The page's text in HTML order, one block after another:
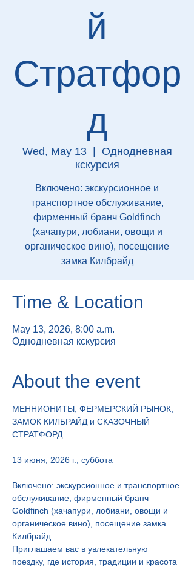
й
Стратфор
д
Wed, May 13
  |
Однодневная
кскурсия
Включено: экскурсионное и
транспортное обслуживание,
фирменный бранч Goldfinch
(хачапури, лобиани, овощи и
органическое вино), посещение
замка Килбрайд
Time & Location
May 13, 2026, 8:00 a.m.
Однодневная кскурсия
About the event
МЕННИОНИТЫ, ФЕРМЕРСКИЙ РЫНОК,
ЗАМОК КИЛБРАЙД и СКАЗОЧНЫЙ
СТРАТФОРД
13 июня, 2026 г., суббота
Включено: экскурсионное и транспортное
обслуживание, фирменный бранч
Goldfinch (хачапури, лобиани, овощи и
органическое вино), посещение замка
Килбрайд
Приглашаем вас в увлекательную
поездку, где история, традиции и красота